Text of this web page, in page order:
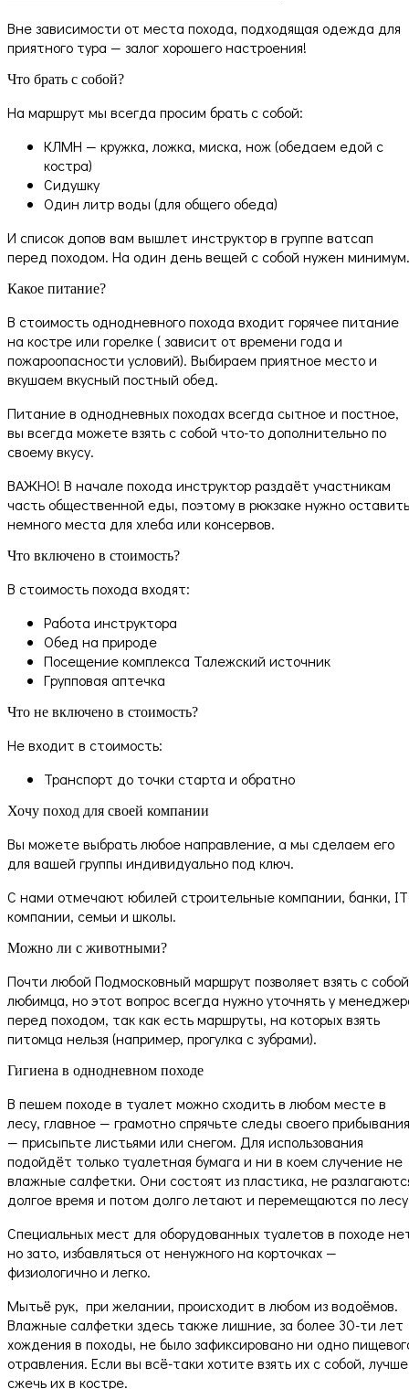
Вне зависимости от места похода, подходящая одежда для
приятного тура — залог хорошего настроения!
Что брать с собой?
На маршрут мы всегда просим брать с собой:
КЛМН — кружка, ложка, миска, нож (обедаем едой с
костра)
Сидушку
Один литр воды (для общего обеда)
И список допов вам вышлет инструктор в группе ватсап
перед походом. На один день вещей с собой нужен минимум.
Какое питание?
В стоимость однодневного похода входит горячее питание
на костре или горелке ( зависит от времени года и
пожароопасности условий). Выбираем приятное место и
вкушаем вкусный постный обед.
Питание в однодневных походах всегда сытное и постное,
вы всегда можете взять с собой что-то дополнительно по
своему вкусу.
ВАЖНО! В начале похода инструктор раздаёт участникам
часть общественной еды, поэтому в рюкзаке нужно оставить
немного места для хлеба или консервов.
Что включено в стоимость?
В стоимость похода входят:
Работа инструктора
Обед на природе
Посещение комплекса Талежский источник
Групповая аптечка
Что не включено в стоимость?
Не входит в стоимость:
Транспорт до точки старта и обратно
Хочу поход для своей компании
Вы можете выбрать любое направление, а мы сделаем его
для вашей группы индивидуально под ключ.
С нами отмечают юбилей строительные компании, банки,
компании, семьи и школы.
Можно ли с животными?
Почти любой Подмосковный маршрут позволяет взять с собой
любимца, но этот вопрос всегда нужно уточнять у
перед походом, так как есть маршруты, на которых взять
питомца нельзя (например, прогулка с зубрами).
Гигиена в однодневном походе
В пешем походе в туалет можно сходить в любом месте в
лесу, главное — грамотно спрячьте следы своего прибывания
— присыпьте листьями или снегом. Для использования
подойдёт только туалетная бумага и ни в коем случение не
влажные салфетки. Они состоят из пластика, не
долгое время и потом долго летают и перемещаются по
Специальных мест для оборудованных туалетов в походе
но зато, избавляться от ненужного на корточках —
физиологично и легко.
Мытьё рук, при желании, происходит в любом из водоёмов.
Влажные салфетки здесь также лишние, за более 30-ти лет
хождения в походы, не было зафиксировано ни одно
отравления. Если вы всё-таки хотите взять их с собой, лучше
сжечь их в костре.